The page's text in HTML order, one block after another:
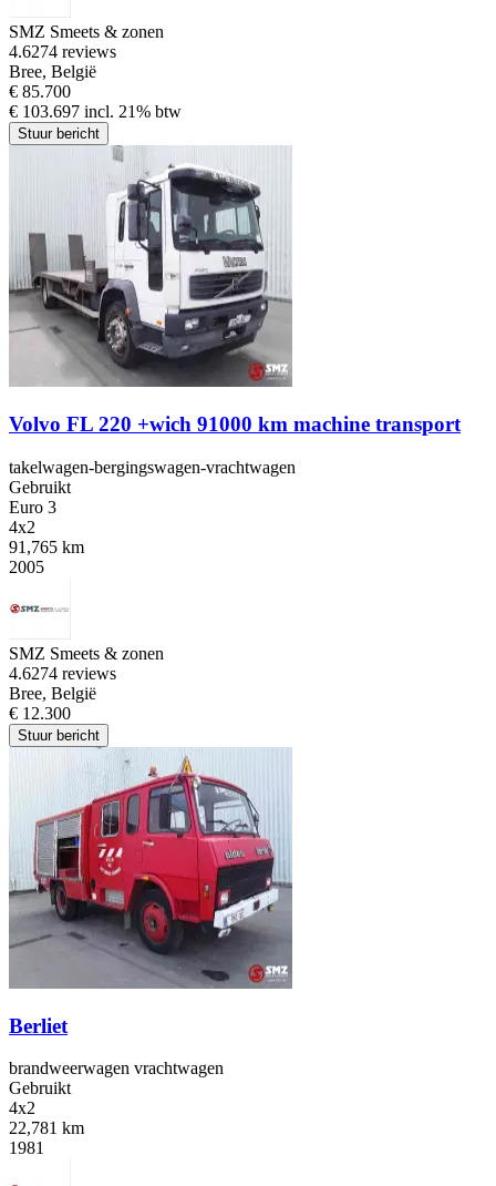
SMZ Smeets & zonen
4.6274 reviews
Bree, België
€ 85.700
€ 103.697 incl. 21% btw
Stuur bericht
Volvo FL 220 +wich 91000 km machine transport
takelwagen-bergingswagen-vrachtwagen
Gebruikt
Euro 3
4x2
91,765 km
2005
SMZ Smeets & zonen
4.6274 reviews
Bree, België
€ 12.300
Stuur bericht
Berliet
brandweerwagen vrachtwagen
Gebruikt
4x2
22,781 km
1981